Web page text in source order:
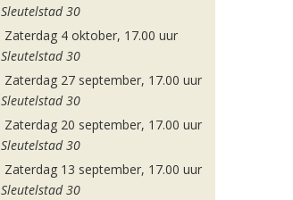
Sleutelstad 30
Zaterdag 4 oktober, 17.00 uur
Sleutelstad 30
Zaterdag 27 september, 17.00 uur
Sleutelstad 30
Zaterdag 20 september, 17.00 uur
Sleutelstad 30
Zaterdag 13 september, 17.00 uur
Sleutelstad 30